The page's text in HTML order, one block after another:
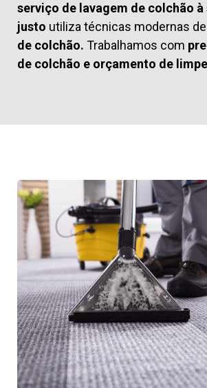
serviço de lavagem de colchão à
justo utiliza técnicas modernas de
de colchão. Trabalhamos com
de colchão e orçamento de